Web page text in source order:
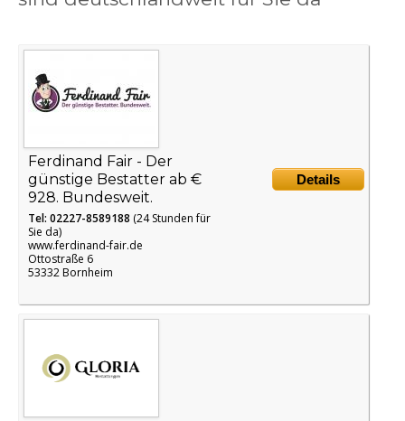
Details
Ferdinand Fair - Der
günstige Bestatter ab €
928. Bundesweit.
Tel: 02227-8589188 (24 Stunden für
Sie da)
www.ferdinand-fair.de
Ottostraße 6
53332 Bornheim